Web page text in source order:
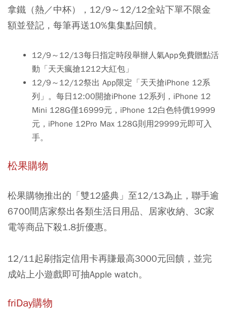
拿鐵（熱／中杯），12/9～12/12全站下單不限金
額並登記，每筆再送10%集集點回饋。
12/9～12/13每日指定時段舉辦人氣App免費贈點活
動「天天瘋搶1212大紅包」
12/9～12/12祭出 App限定「天天搶iPhone 12系
列」。每日12:00開搶iPhone 12系列，iPhone 12
Mini 128G僅16999元，iPhone 12白色特價19999
元，iPhone 12Pro Max 128G則用29999元即可入
手。
松果購物
松果購物推出的「雙12盛典」至12/13為止，聯手逾
6700間店家祭出各類生活日用品、居家收納、3C家
電等商品下殺1.8折優惠。
12/11起刷指定信用卡再賺最高3000元回饋，並完
成站上小遊戲即可抽Apple watch。
friDay購物